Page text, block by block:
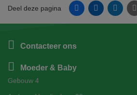
Deel deze pagina FacebookLinkedinTwitter
Contacteer ons
Moeder & Baby
Gebouw 4